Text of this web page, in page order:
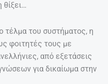
θίξει…
τέλμα του συστήματος, η
φοιτητές τους με
από εξετάσεις
για δικαίωμα στην